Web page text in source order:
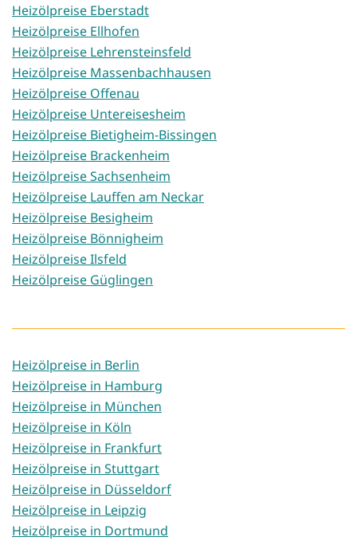
Heizölpreise Eberstadt
Heizölpreise Ellhofen
Heizölpreise Lehrensteinsfeld
Heizölpreise Massenbachhausen
Heizölpreise Offenau
Heizölpreise Untereisesheim
Heizölpreise Bietigheim-Bissingen
Heizölpreise Brackenheim
Heizölpreise Sachsenheim
Heizölpreise Lauffen am Neckar
Heizölpreise Besigheim
Heizölpreise Bönnigheim
Heizölpreise Ilsfeld
Heizölpreise Güglingen
Heizölpreise in Berlin
Heizölpreise in Hamburg
Heizölpreise in München
Heizölpreise in Köln
Heizölpreise in Frankfurt
Heizölpreise in Stuttgart
Heizölpreise in Düsseldorf
Heizölpreise in Leipzig
Heizölpreise in Dortmund